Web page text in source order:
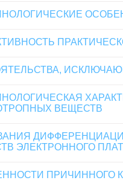
ВЕЩЕСТВ
ЭЛЕКТРОННОГО
ПРИЧИННОГО